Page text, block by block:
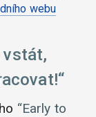
webu
vstát,
Early to